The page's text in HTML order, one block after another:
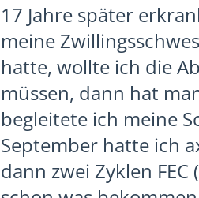
17 Jahre später
meine
hatte, wollte ich die
müssen, dann hat
begleitete ich meine
September hatte ich
dann zwei Zyklen